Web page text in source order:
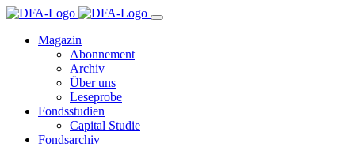
Magazin
Abonnement
Archiv
Über uns
Leseprobe
Fondsstudien
Capital Studie
Fondsarchiv